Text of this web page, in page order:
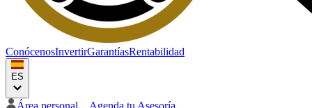
ConócenosInvertirGarantíasRentabilidad
ES
Área personal Agenda tu Asesoría